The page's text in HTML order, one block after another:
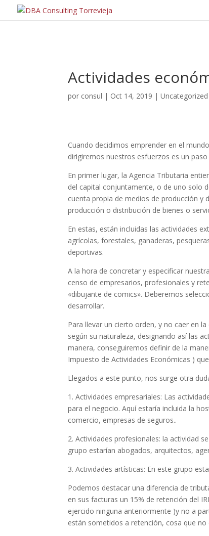
Actividades
por consul | Oct 14, 2019 |Uncategorized
Cuando decidimos emprender en el
dirigiremos nuestros esfuerzos es un
En primer lugar, la Agencia Tributaria
del capital conjuntamente, o de uno solo
cuenta propia de medios de producción y
producción o distribución de bienes o
En estas, están incluidas las actividades
agrícolas, forestales, ganaderas,
deportivas.
A la hora de concretar y especificar
censo de empresarios, profesionales y
«dibujante de comics». Deberemos
desarrollar.
Para llevar un cierto orden, y no caer en
según su naturaleza, designando así las
manera, conseguiremos definir de la
Impuesto de Actividades Económicas )
Llegados a este punto, nos surge otra
1. Actividades empresariales: Las
para el negocio. Aquí estaría incluida la
comercio, empresas de seguros..
2. Actividades profesionales: la actividad
grupo estarían abogados, arquitectos,
3. Actividades artísticas: En este grupo
Podemos destacar una diferencia de
en sus facturas un 15% de retención del
ejercido ninguna anteriormente )y no a
están sometidos a retención, cosa que